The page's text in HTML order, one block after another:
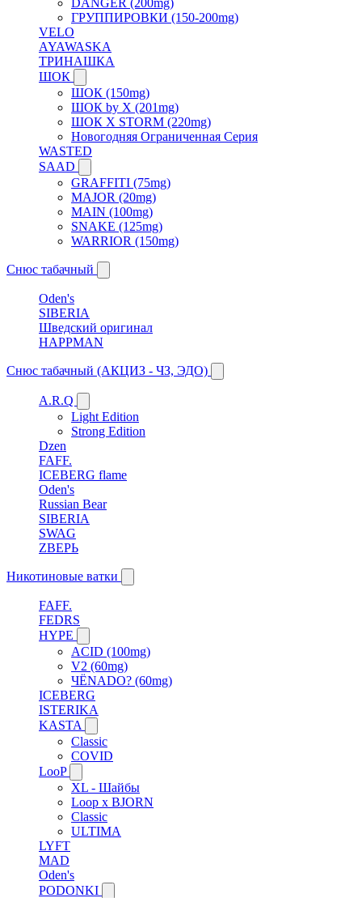
ГРУППИРОВКИ (150-200mg)
VELO
AYAWASKA
ТРИНАШКА
ШОК
ШОК (150mg)
ШОК by X (201mg)
ШОК X STORM (220mg)
Новогодняя Ограниченная Серия
WASTED
SAAD
GRAFFITI (75mg)
MAJOR (20mg)
MAIN (100mg)
SNAKE (125mg)
WARRIOR (150mg)
Снюс табачный
Oden's
SIBERIA
Шведский оригинал
HAPPMAN
Снюс табачный (АКЦИЗ - ЧЗ, ЭДО)
A.R.Q
Light Edition
Strong Edition
Dzen
FAFF.
ICEBERG flame
Oden's
Russian Bear
SIBERIA
SWAG
ZВЕРЬ
Никотиновые ватки
FAFF.
FEDRS
HYPE
ACID (100mg)
V2 (60mg)
ЧЁNADO? (60mg)
ICEBERG
ISTERIKA
KASTA
Classic
COVID
LooP
XL - Шайбы
Loop x BJORN
Classic
ULTIMA
LYFT
MAD
Oden's
PODONKI